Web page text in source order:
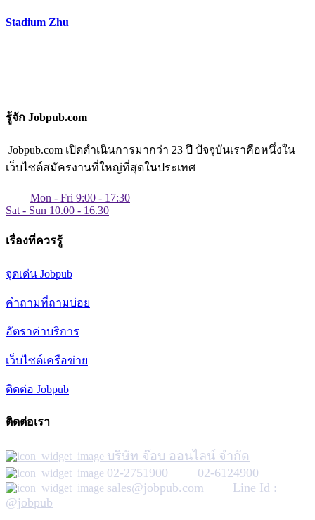
Stadium Zhu
รู้จัก Jobpub.com
Jobpub.com เปิดดำเนินการมากว่า 23 ปี ปัจจุบันเราคือหนึ่งใน
เว็บไซต์สมัครงานที่ใหญ่ที่สุดในประเทศ
Mon - Fri 9:00 - 17:30
Sat - Sun 10.00 - 16.30
เรื่องที่ควรรู้
จุดเด่น Jobpub
คำถามที่ถามบ่อย
อัตราค่าบริการ
เว็บไซต์เครือข่าย
ติดต่อ Jobpub
ติดต่อเรา
บริษัท จ๊อบ ออนไลน์ จำกัด
02-2751900
02-6124900
sales@jobpub.com
Line Id :
@jobpub